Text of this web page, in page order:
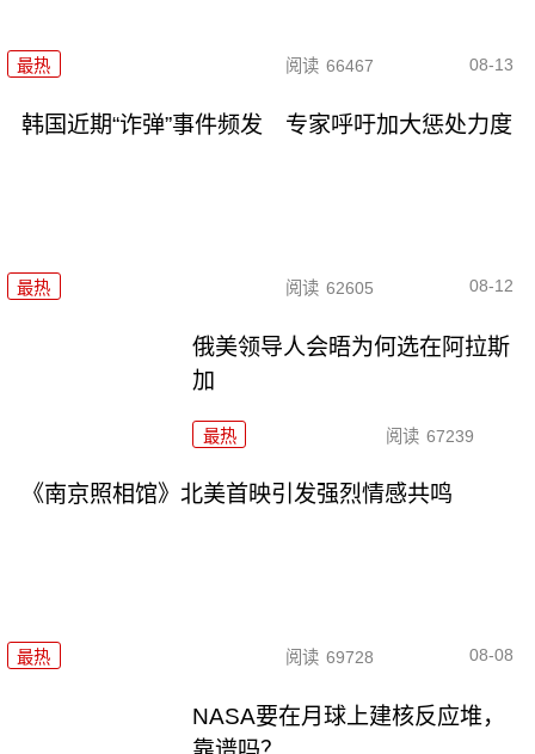
最热 阅读 66467 08-13
韩国近期“诈弹”事件频发 专家呼吁加大惩处力度
最热 阅读 62605 08-12
俄美领导人会晤为何选在阿拉斯
加
最热 阅读 67239
《南京照相馆》北美首映引发强烈情感共鸣
最热 阅读 69728 08-08
NASA要在月球上建核反应堆，